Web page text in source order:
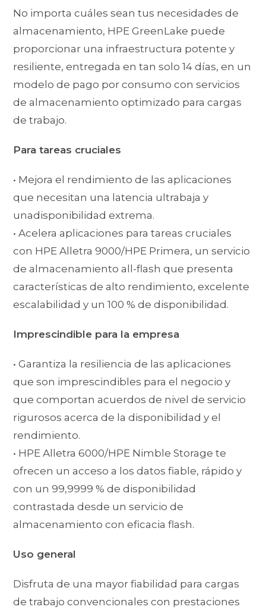
No importa cuáles sean tus necesidades de
almacenamiento, HPE GreenLake puede
proporcionar una infraestructura potente y
resiliente, entregada en tan solo 14 días, en un
modelo de pago por consumo con servicios
de almacenamiento optimizado para cargas
de trabajo.
Para tareas cruciales
• Mejora el rendimiento de las aplicaciones
que necesitan una latencia ultrabaja y
unadisponibilidad extrema.
• Acelera aplicaciones para tareas cruciales
con HPE Alletra 9000/HPE Primera, un servicio
de almacenamiento all-flash que presenta
características de alto rendimiento, excelente
escalabilidad y un 100 % de disponibilidad.
Imprescindible para la empresa
• Garantiza la resiliencia de las aplicaciones
que son imprescindibles para el negocio y
que comportan acuerdos de nivel de servicio
rigurosos acerca de la disponibilidad y el
rendimiento.
• HPE Alletra 6000/HPE Nimble Storage te
ofrecen un acceso a los datos fiable, rápido y
con un 99,9999 % de disponibilidad
contrastada desde un servicio de
almacenamiento con eficacia flash.
Uso general
Disfruta de una mayor fiabilidad para cargas
de trabajo convencionales con prestaciones